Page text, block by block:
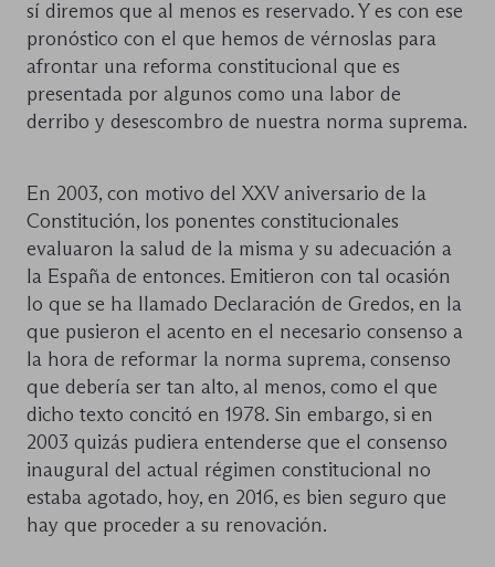
sí diremos que al menos es reservado. Y es con ese
pronóstico con el que hemos de vérnoslas para
afrontar una reforma constitucional que es
presentada por algunos como una labor de
derribo y desescombro de nuestra norma suprema.
En 2003, con motivo del XXV aniversario de la
Constitución, los ponentes constitucionales
evaluaron la salud de la misma y su adecuación a
la España de entonces. Emitieron con tal ocasión
lo que se ha llamado Declaración de Gredos, en la
que pusieron el acento en el necesario consenso a
la hora de reformar la norma suprema, consenso
que debería ser tan alto, al menos, como el que
dicho texto concitó en 1978. Sin embargo, si en
2003 quizás pudiera entenderse que el consenso
inaugural del actual régimen constitucional no
estaba agotado, hoy, en 2016, es bien seguro que
hay que proceder a su renovación.